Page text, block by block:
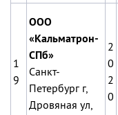
1
9
ООО
«Кальматрон-
СПб»
Санкт-
Петербург г,
Дровяная ул,
2
0
2
0